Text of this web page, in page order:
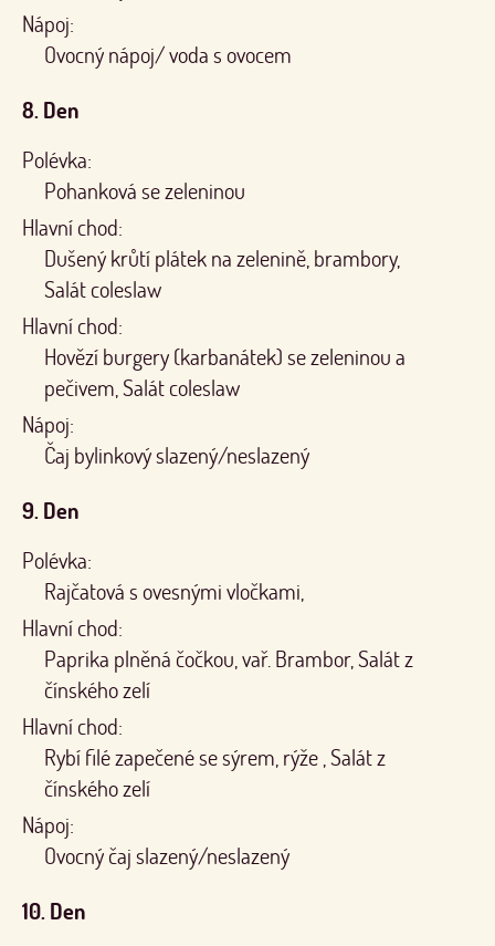
Nápoj:
Ovocný nápoj/ voda s ovocem
8. Den
Polévka:
Pohanková se zeleninou
Hlavní chod:
Dušený krůtí plátek na zelenině, brambory,
Salát coleslaw
Hlavní chod:
Hovězí burgery (karbanátek) se zeleninou a
pečivem, Salát coleslaw
Nápoj:
Čaj bylinkový slazený/neslazený
9. Den
Polévka:
Rajčatová s ovesnými vločkami,
Hlavní chod:
Paprika plněná čočkou, vař. Brambor, Salát z
čínského zelí
Hlavní chod:
Rybí filé zapečené se sýrem, rýže , Salát z
čínského zelí
Nápoj:
Ovocný čaj slazený/neslazený
10. Den